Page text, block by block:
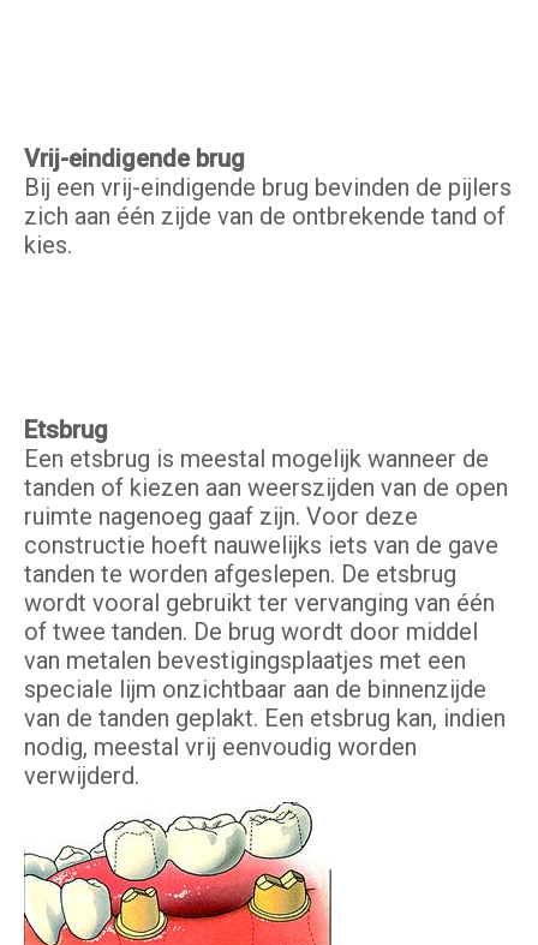
Vrij-eindigende brug
Bij een vrij-eindigende brug bevinden de pijlers
zich aan één zijde van de ontbrekende tand of
kies.
Etsbrug
Een etsbrug is meestal mogelijk wanneer de
tanden of kiezen aan weerszijden van de open
ruimte nagenoeg gaaf zijn. Voor deze
constructie hoeft nauwelijks iets van de gave
tanden te worden afgeslepen. De etsbrug
wordt vooral gebruikt ter vervanging van één
of twee tanden. De brug wordt door middel
van metalen bevestigingsplaatjes met een
speciale lijm onzichtbaar aan de binnenzijde
van de tanden geplakt. Een etsbrug kan, indien
nodig, meestal vrij eenvoudig worden
verwijderd.